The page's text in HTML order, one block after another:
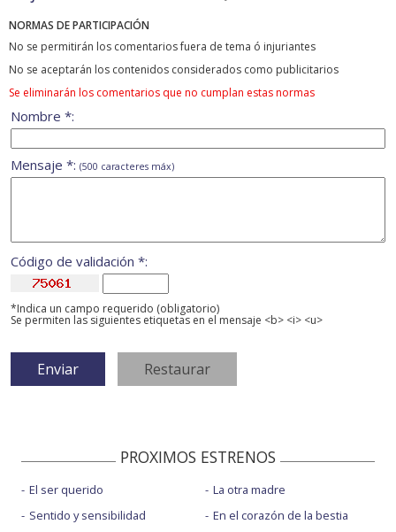
NORMAS DE PARTICIPACIÓN
No se permitirán los comentarios fuera de tema ó injuriantes
No se aceptarán los contenidos considerados como publicitarios
Se eliminarán los comentarios que no cumplan estas normas
Nombre *:
Mensaje *: (500 caracteres máx)
Código de validación *:
*Indica un campo requerido (obligatorio)
Se permiten las siguientes etiquetas en el mensaje <b> <i> <u>
PROXIMOS ESTRENOS
El ser querido
Sentido y sensibilidad
La otra madre
En el corazón de la bestia